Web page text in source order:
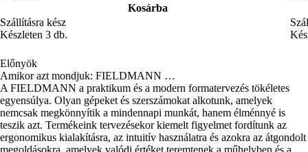
Kosárba
Szállításra kész
Készleten 3 db.
Előnyök
Amikor azt mondjuk: FIELDMANN …
A FIELDMANN a praktikum és a modern formatervezés tökéletes
egyensúlya. Olyan gépeket és szerszámokat alkotunk, amelyek
nemcsak megkönnyítik a mindennapi munkát, hanem élménnyé is
teszik azt. Termékeink tervezésekor kiemelt figyelmet fordítunk az
ergonomikus kialakításra, az intuitív használatra és azokra az átgondolt
megoldásokra, amelyek valódi értéket teremtenek a műhelyben és a